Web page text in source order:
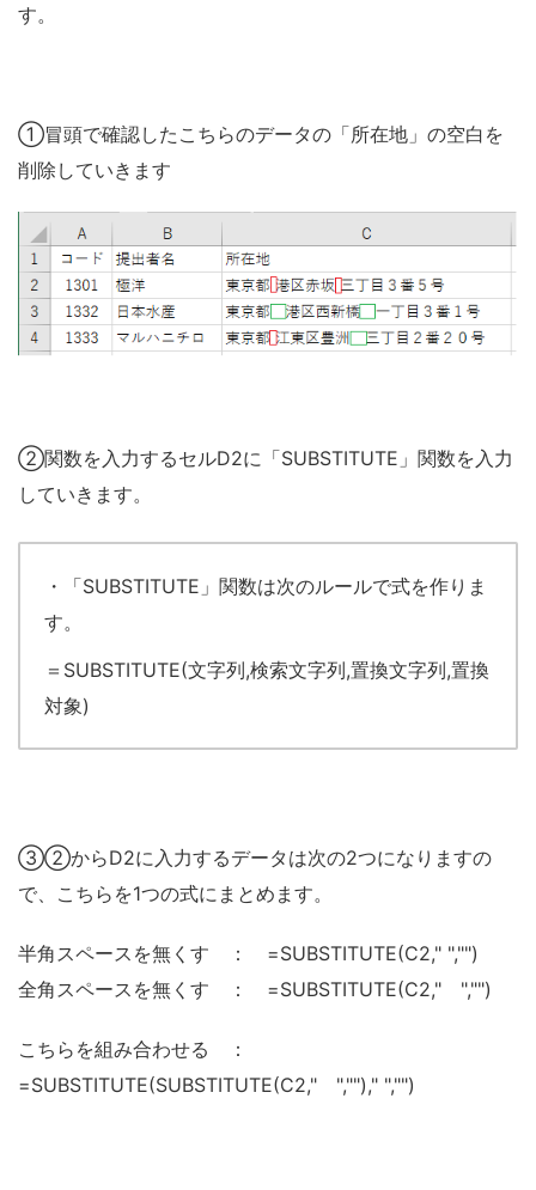
す。
①冒頭で確認したこちらのデータの「所在地」の空白を
削除していきます
②関数を入力するセルD2に「SUBSTITUTE」関数を入力
していきます。
・「SUBSTITUTE」関数は次のルールで式を作りま
す。
＝SUBSTITUTE(文字列,検索文字列,置換文字列,置換
対象)
③②からD2に入力するデータは次の2つになりますの
で、こちらを1つの式にまとめます。
半角スペースを無くす ： =SUBSTITUTE(C2," ","")
全角スペースを無くす ： =SUBSTITUTE(C2," ","")
こちらを組み合わせる ：
=SUBSTITUTE(SUBSTITUTE(C2," ","")," ","")